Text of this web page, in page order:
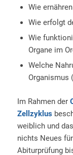
Wie
Wie erfolgt
Wie
Organe im
Welche
Organismus
Im Rahmen der
Zellzyklus
weiblich und
nichts Neues
Abiturprüfung